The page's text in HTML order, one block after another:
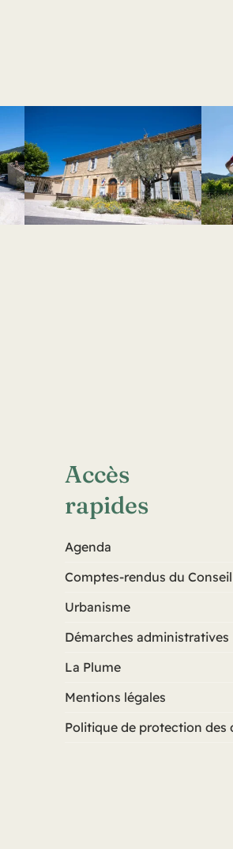
Accès
rapides
Agenda
Comptes-rendus du
Urbanisme
Démarches administratives
La Plume
Mentions légales
Politique de protection des